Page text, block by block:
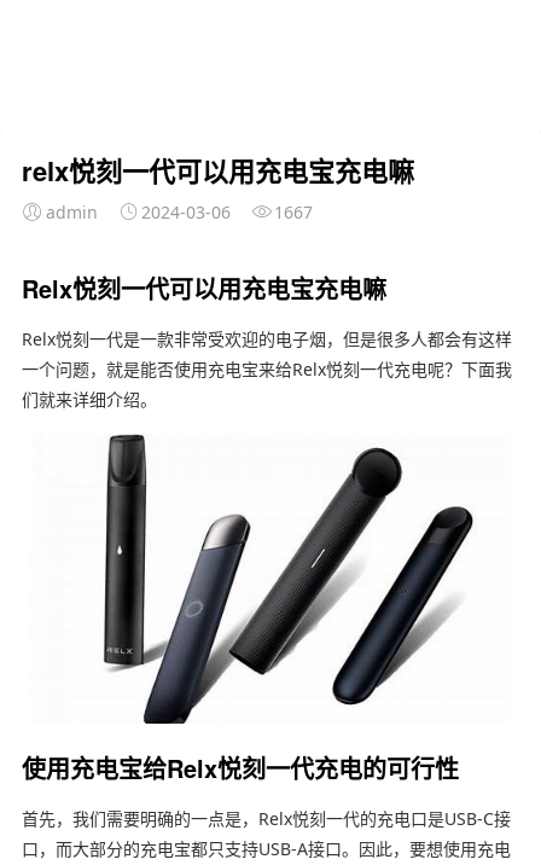
relx悦刻一代可以用充电宝充电嘛
admin 2024-03-06 1667
Relx悦刻一代可以用充电宝充电嘛
Relx悦刻一代是一款非常受欢迎的电子烟，但是很多人都会有这样
一个问题，就是能否使用充电宝来给Relx悦刻一代充电呢？下面我
们就来详细介绍。
使用充电宝给Relx悦刻一代充电的可行性
首先，我们需要明确的一点是，Relx悦刻一代的充电口是USB-C接
口，而大部分的充电宝都只支持USB-A接口。因此，要想使用充电